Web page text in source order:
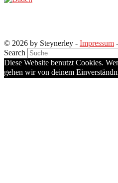
© 2026 by Steynerley - Impressum -
Search
Diese Website benutzt Cookies.
gehen wir von deinem